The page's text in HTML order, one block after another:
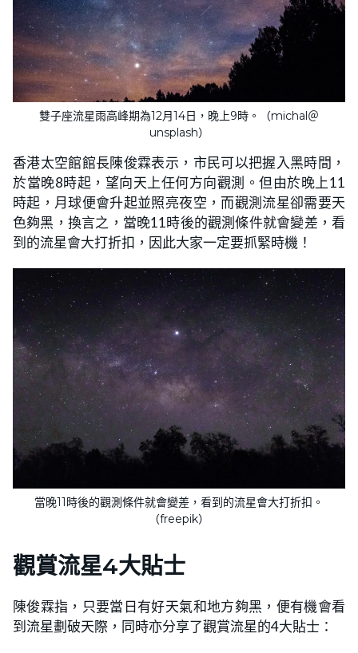
雙子座流星雨高峰期為12月14日，晚上9時。（michal＠
unsplash）
香港太空館館長陳俊霖表示，市民可以把握入黑時間，
於當晚8時起，望向天上任何方向觀測。但由於晚上11
時起，月球便會升起並照亮夜空，而觀測流星卻需要天
色夠黑，換言之，當晚11時後的觀測條件就會變差，看
到的流星會大打折扣，因此大家一定要抓緊時機！
當晚11時後的觀測條件就會變差，看到的流星會大打折扣。
（freepik）
觀賞流星4大貼士
陳俊霖指，只要當日有好天氣和地方夠黑，便有機會看
到流星劃破天際，同時亦分享了觀賞流星的4大貼士：